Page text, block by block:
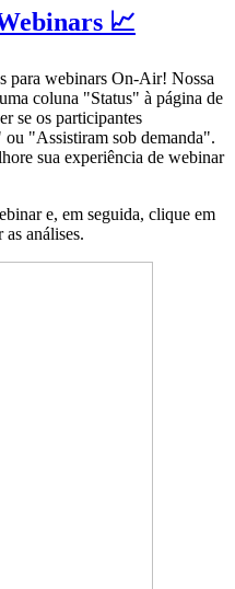
📈
para webinars On-Air! Nossa
coluna "Status" à página de
se os participantes
"Assistiram sob demanda".
sua experiência de webinar
e, em seguida, clique em
análises.